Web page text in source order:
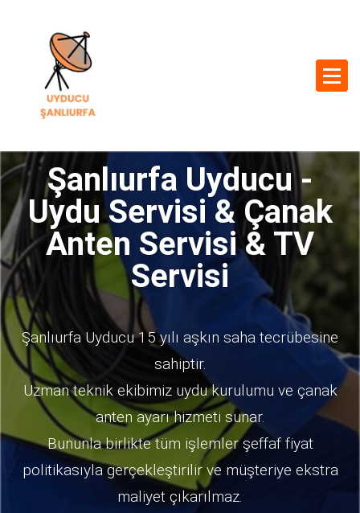
Şanlıurfa Uyducu -
Uydu Servisi & Çanak
Anten Servisi & TV
Servisi
Şanlıurfa Uyducu 15 yılı aşkın saha tecrübesine
sahiptir.
Uzman teknik ekibimiz uydu kurulumu ve çanak
anten ayarı hizmeti sunar.
Bununla birlikte tüm işlemler şeffaf fiyat
politikasıyla gerçekleştirilir ve müşteriye ekstra
maliyet çıkarılmaz.